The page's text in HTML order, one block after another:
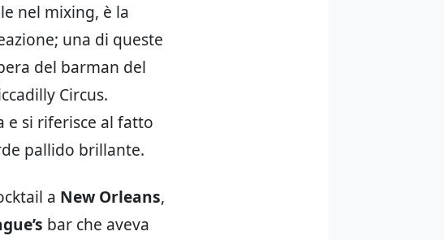
nel mixing, è la
una di queste
del barman del
Circus.
e si riferisce al fatto
pallido brillante.
a New Orleans,
bar che aveva